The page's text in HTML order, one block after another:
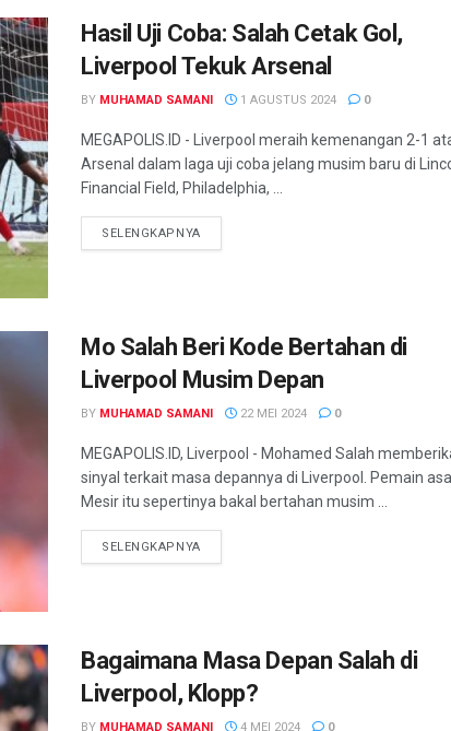
Hasil Uji Coba: Salah Cetak Gol,
Liverpool Tekuk Arsenal
BY MUHAMAD SAMANI 1 AGUSTUS 2024 0
MEGAPOLIS.ID - Liverpool meraih kemenangan 2-1
Arsenal dalam laga uji coba jelang musim baru di
Financial Field, Philadelphia, ...
SELENGKAPNYA
Mo Salah Beri Kode Bertahan di
Liverpool Musim Depan
BY MUHAMAD SAMANI 22 MEI 2024 0
MEGAPOLIS.ID, Liverpool - Mohamed Salah
sinyal terkait masa depannya di Liverpool. Pemain asal
Mesir itu sepertinya bakal bertahan musim ...
SELENGKAPNYA
Bagaimana Masa Depan Salah di
Liverpool, Klopp?
BY MUHAMAD SAMANI 4 MEI 2024 0